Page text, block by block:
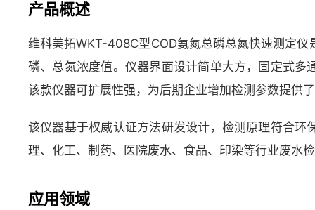
产品概述
维科美拓WKT-408C型COD氨氮总磷总氮快速测定
磷、总氮浓度值。仪器界面设计简单大方，固定式
该款仪器可扩展性强，为后期企业增加检测参数提供
该仪器基于权威认证方法研发设计，检测原理符合
理、化工、制药、医院废水、食品、印染等行业废水
应用领域